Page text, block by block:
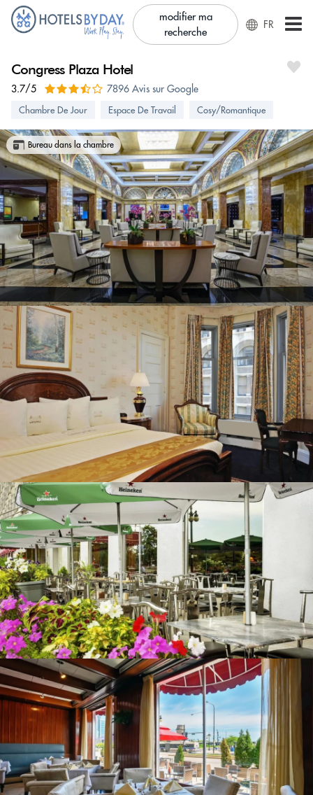
modifier ma
recherche
FR
Congress Plaza Hotel
3.7/5 7896 Avis sur Google
Chambre De Jour Espace De Travail Cosy/Romantique
Bureau dans la chambre